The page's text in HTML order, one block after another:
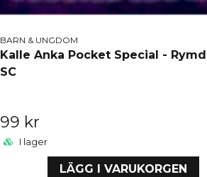
BARN & UNGDOM
Kalle Anka Pocket Special -
SC
99 kr
I lager
LÄGG I VARUKORGEN